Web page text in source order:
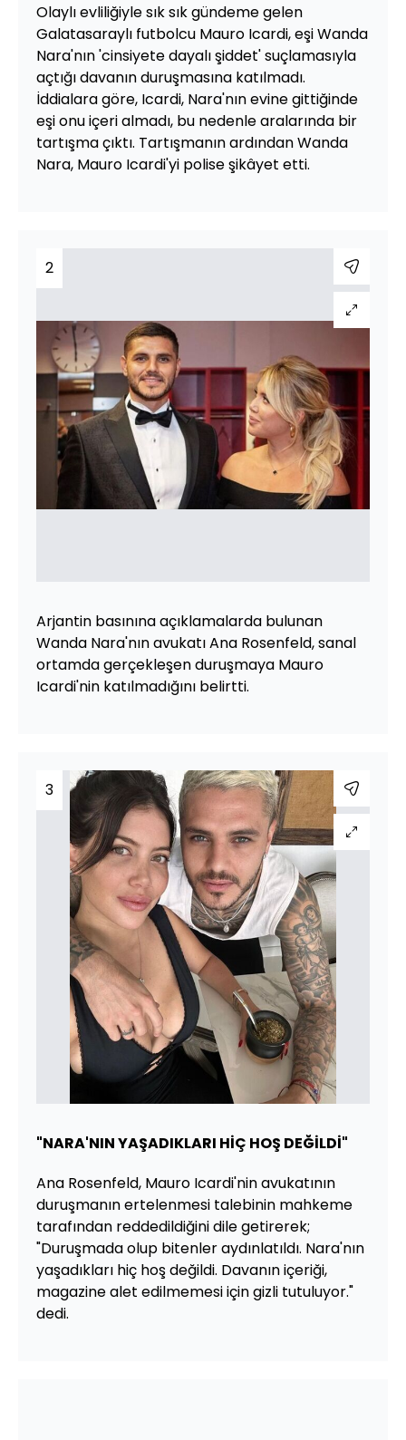
Olaylı evliliğiyle sık sık gündeme gelen
Galatasaraylı futbolcu Mauro Icardi, eşi Wanda
Nara'nın 'cinsiyete dayalı şiddet' suçlamasıyla
açtığı davanın duruşmasına katılmadı.
İddialara göre, Icardi, Nara'nın evine gittiğinde
eşi onu içeri almadı, bu nedenle aralarında bir
tartışma çıktı. Tartışmanın ardından Wanda
Nara, Mauro Icardi'yi polise şikâyet etti.
2
Arjantin basınına açıklamalarda bulunan
Wanda Nara'nın avukatı Ana Rosenfeld, sanal
ortamda gerçekleşen duruşmaya Mauro
Icardi'nin katılmadığını belirtti.
3
"NARA'NIN YAŞADIKLARI HİÇ HOŞ DEĞİLDİ"
Ana Rosenfeld, Mauro Icardi'nin avukatının
duruşmanın ertelenmesi talebinin mahkeme
tarafından reddedildiğini dile getirerek;
"Duruşmada olup bitenler aydınlatıldı. Nara'nın
yaşadıkları hiç hoş değildi. Davanın içeriği,
magazine alet edilmemesi için gizli tutuluyor."
dedi.